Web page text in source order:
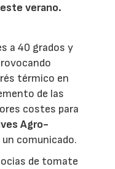
verano.
a 40 grados y
térmico en
de las
costes para
Agro-
un comunicado.
de tomate